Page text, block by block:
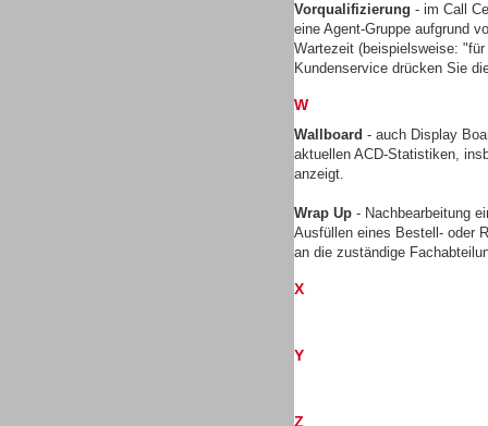
Vorqualifizierung - im Call
eine Agent-Gruppe aufgrund
Wartezeit (beispielsweise:
Kundenservice drücken Sie
W
Wallboard - auch Display
aktuellen ACD-Statistiken,
anzeigt.
Wrap Up - Nachbearbeitung
Ausfüllen eines Bestell- oder
an die zuständige
X
Y
Z